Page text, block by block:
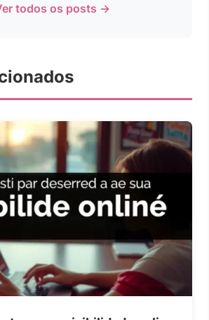
todos os posts →